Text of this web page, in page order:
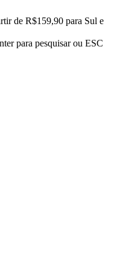
de R$159,90 para Sul e
para pesquisar ou ESC